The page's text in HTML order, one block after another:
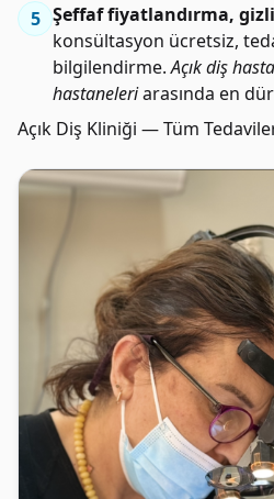
5 Şeffaf fiyatlandırma,
konsültasyon ücretsiz,
bilgilendirme.Açık diş
hastaneleriarasında en
Açık Diş Kliniği — Tüm